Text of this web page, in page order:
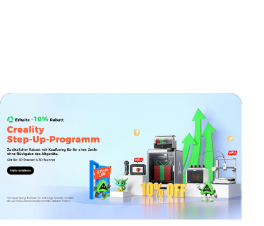
*BEWERTEN SIE IHR ZUFRIEDENHEITSNIVEAU MIT
DIESER SEITE:
UNZUFRIEDEN
ZUFRIEDEN
3 5 6 7 8 9 10
* GRÜNDE FÜR IHRE ZUFRIEDENHEIT
Attraktives visuelles Design